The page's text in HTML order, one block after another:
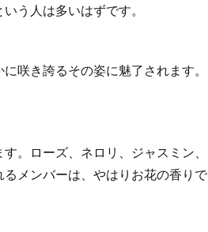
う人は多いはずです。
咲き誇るその姿に魅了されます。
。ローズ、ネロリ、ジャスミン、
メンバーは、やはりお花の香りで